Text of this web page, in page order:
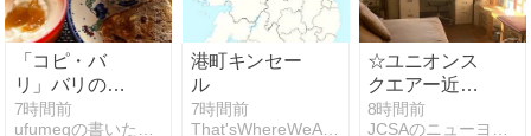
「コピ・バ
リ」バリのア
ラビカコーヒ
ー
7時間前
ufumegの書いたり、作ったり・・・
港町キンセー
ル
7時間前
That'sWhereWeAreアメリカ救急医の独り言
☆ユニオンス
クエアー近く
☆家具付個室
☆ビル内ラン
8時間前
JCSAのニューヨーク通信 ニューヨーカーとシェアしよう！